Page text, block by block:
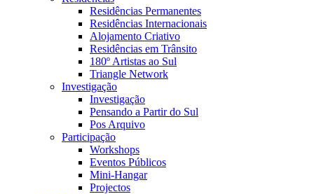
Residências Permanentes
Residências Internacionais
Alojamento Criativo
Residências em Trânsito
180º Artistas ao Sul
Triangle Network
Investigação
Investigação
Pensando a Partir do Sul
Pos Arquivo
Participação
Workshops
Eventos Públicos
Mini-Hangar
Projectos